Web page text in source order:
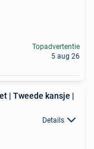
Topadvertentie
5 aug 26
| Tweede kansje |
Details